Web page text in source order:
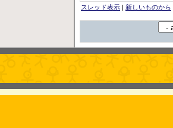
スレッド表示 | 新しいものから